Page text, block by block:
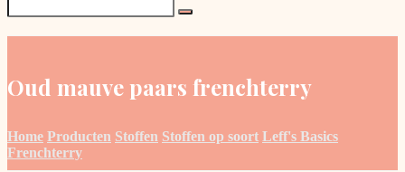
Oud mauve paars frenchterry
Home Producten Stoffen Stoffen op soort Leff's Basics
Frenchterry